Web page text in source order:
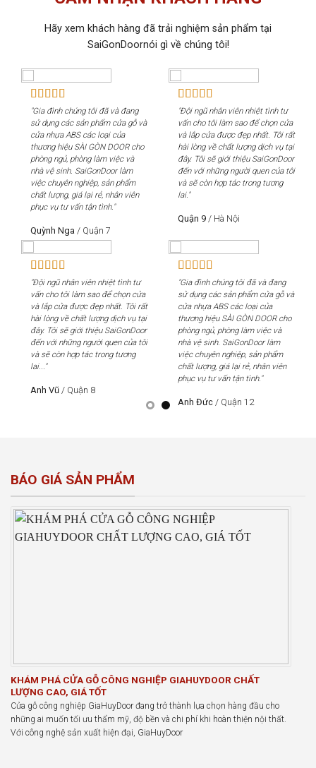
Hãy xem khách hàng đã trải nghiệm sản phẩm tại
SaiGonDoornói gì về chúng tôi!
"Gia đình chúng tôi đã và đang
sử dụng các sản phẩm cửa gỗ và
cửa nhựa ABS các loại của
thương hiệu SÀI GÒN DOOR cho
phòng ngủ, phòng làm việc và
nhà vệ sinh. SaiGonDoor làm
việc chuyên nghiệp, sản phẩm
chất lượng, giá lại rẻ, nhân viên
phục vụ tư vấn tận tình."
Quỳnh Nga / Quận 7
"Đội ngũ nhân viên nhiệt tình tư
vấn cho tôi làm sao để chọn cửa
và lắp cửa được đẹp nhất. Tôi rất
hài lòng về chất lượng dịch vụ tại
đây. Tôi sẽ giới thiệu SaiGonDoor
đến với những người quen của tôi
và sẽ còn hợp tác trong tương
lai."
Quận 9 / Hà Nội
"Đội ngũ nhân viên nhiệt tình tư
vấn cho tôi làm sao để chọn cửa
và lắp cửa được đẹp nhất. Tôi rất
hài lòng về chất lượng dịch vụ tại
đây. Tôi sẽ giới thiệu SaiGonDoor
đến với những người quen của tôi
và sẽ còn hợp tác trong tương
lai..."
Anh Vũ / Quận 8
"Gia đình chúng tôi đã và đang
sử dụng các sản phẩm cửa gỗ và
cửa nhựa ABS các loại của
thương hiệu SÀI GÒN DOOR cho
phòng ngủ, phòng làm việc và
nhà vệ sinh. SaiGonDoor làm
việc chuyên nghiệp, sản phẩm
chất lượng, giá lại rẻ, nhân viên
phục vụ tư vấn tận tình."
Anh Đức / Quận 12
BÁO GIÁ SẢN PHẨM
KHÁM PHÁ CỬA GỖ CÔNG NGHIỆP GIAHUYDOOR CHẤT
LƯỢNG CAO, GIÁ TỐT
Cửa gỗ công nghiệp GiaHuyDoor đang trở thành lựa chọn hàng đầu cho
những ai muốn tối ưu thẩm mỹ, độ bền và chi phí khi hoàn thiện nội thất.
Với công nghệ sản xuất hiện đại, GiaHuyDoor